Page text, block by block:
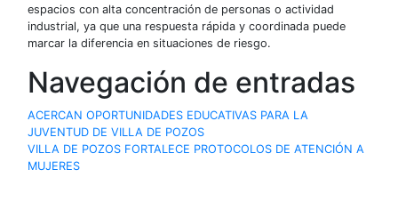
espacios con alta concentración de personas o actividad
industrial, ya que una respuesta rápida y coordinada puede
marcar la diferencia en situaciones de riesgo.
Navegación de entradas
ACERCAN OPORTUNIDADES EDUCATIVAS PARA LA
JUVENTUD DE VILLA DE POZOS
VILLA DE POZOS FORTALECE PROTOCOLOS DE ATENCIÓN A
MUJERES